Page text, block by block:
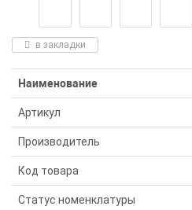
в закладки
Наименование
Артикул
Производитель
Код товара
Статус номенклатуры